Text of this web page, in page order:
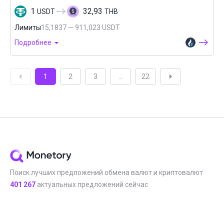
1 USDT 32,93 THB
Лимиты15,1837 — 911,023 USDT
Подробнее
1 2 3 22
Поиск лучших предложений обмена валют и криптовалют
401 267 актуальных предложений сейчас